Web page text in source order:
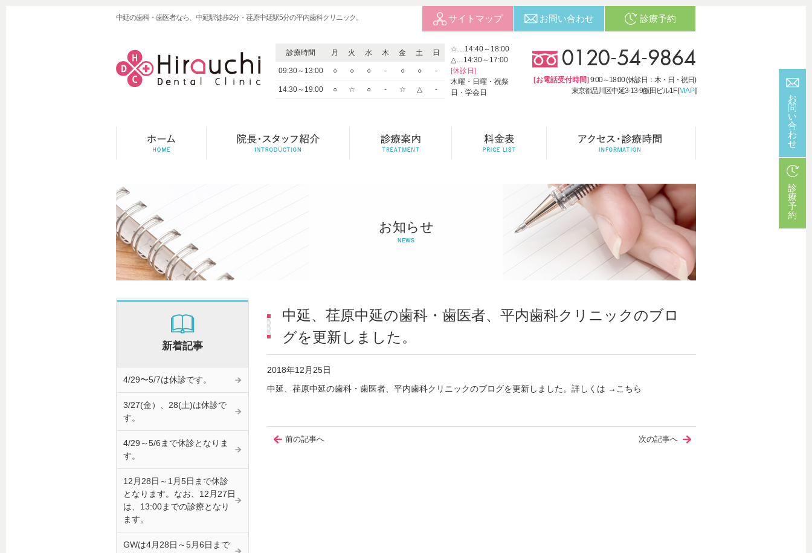
中延の歯科・歯医者なら、中延駅徒歩2分・荏原中延駅5分の平内歯科クリニック。 サイトマップ お問い合わせ 診療予約
診療時間 月 火 水 木 金 土 日
09:30～13:00 ○ ○ ○ - ○ ○ -
14:30～19:00 ○ ☆ ○ - ☆ △ -
☆…14:40～18:00
△…14:30～17:00
[休診日]
木曜・日曜・祝祭
日・学会日
0120-54-9864
[お電話受付時間] 9:00～18:00 (休診日：木・日・祝日)
東京都品川区中延3-13-9飯田ビル1F [ MAP]
お知らせ
NEWS
中延、荏原中延の歯科・歯医者、平内歯科クリニックのブロ
グを更新しました。
2018年12月25日
中延、荏原中延の歯科・歯医者、平内歯科クリニックのブログを更新しました。詳しくは → こちら
前の記事へ 次の記事へ
新着記事
4/29〜5/7は休診です。
3/27(金）、28(土)は休診で
す。
4/29～5/6まで休診となりま
す。
12月28日～1月5日まで休診
となります。なお、12月27日
は、13:00までの診療となり
ます。
GWは4月28日～5月6日まで
お
問
い
合
わ
せ
診
療
予
約